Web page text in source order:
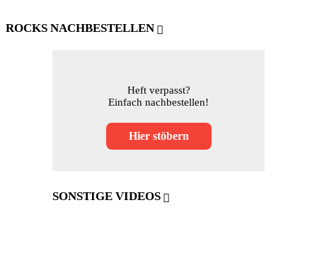
ROCKS NACHBESTELLEN
Heft verpasst?
Einfach nachbestellen!
Hier stöbern
SONSTIGE VIDEOS